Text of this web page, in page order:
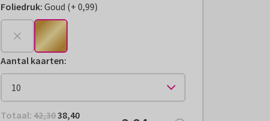
Foliedruk:Goud (
+€ 0,99
+ 0,99)
Aantal kaarten:
Totaal: € 38,40
Totaal: 42,3038,40